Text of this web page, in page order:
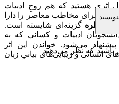
اثری هستید که هم روحِ ادبیات
لازم برای مخاطب معاصر را دارا
قطره گزینه‌ای شایسته است.
ادبیات و کسانی که به
می‌شود. خواندن این اثر
انسانی و زیبایی‌های بیانیِ زبان
باشید که نظر می‌دهید